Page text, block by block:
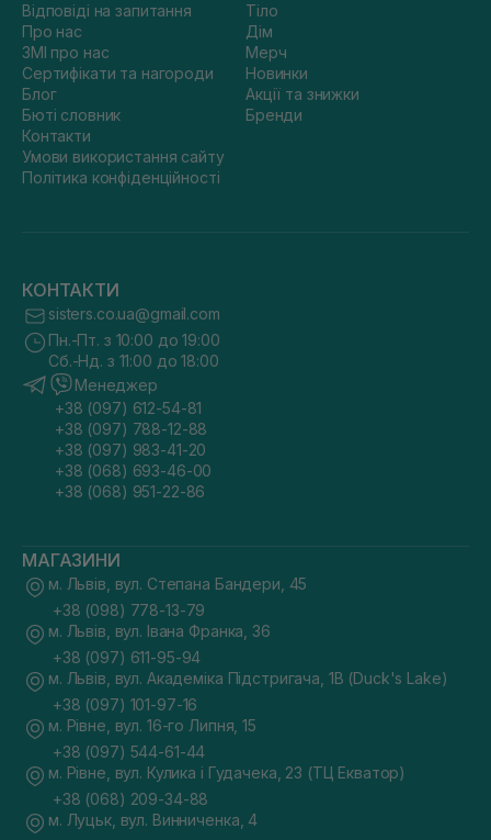
Відповіді на запитання
Про нас
ЗМІ про нас
Сертифікати та нагороди
Блог
Бюті словник
Контакти
Умови використання сайту
Політика конфіденційності
Тіло
Дім
Мерч
Новинки
Акції та знижки
Бренди
КОНТАКТИ
sisters.co.ua@gmail.com
Пн.-Пт. з 10:00 до 19:00
Сб.-Нд. з 11:00 до 18:00
Менеджер
+38 (097) 612-54-81
+38 (097) 788-12-88
+38 (097) 983-41-20
+38 (068) 693-46-00
+38 (068) 951-22-86
МАГАЗИНИ
м. Львів, вул. Степана Бандери, 45
+38 (098) 778-13-79
м. Львів, вул. Івана Франка, 36
+38 (097) 611-95-94
м. Львів, вул. Академіка Підстригача, 1В (Duck's Lake)
+38 (097) 101-97-16
м. Рівне, вул. 16-го Липня, 15
+38 (097) 544-61-44
м. Рівне, вул. Кулика і Гудачека, 23 (ТЦ Екватор)
+38 (068) 209-34-88
м. Луцьк, вул. Винниченка, 4